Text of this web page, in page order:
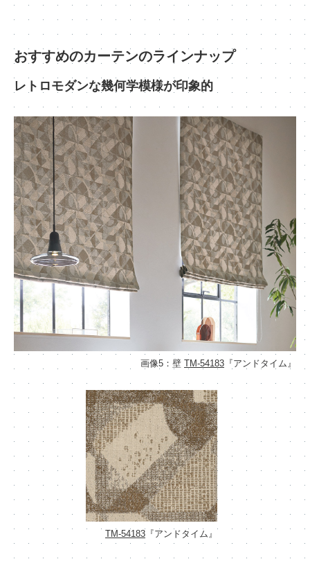
おすすめのカーテンのラインナップ
レトロモダンな幾何学模様が印象的
画像5：壁 TM-54183 『アンドタイム』
TM-54183 『アンドタイム』